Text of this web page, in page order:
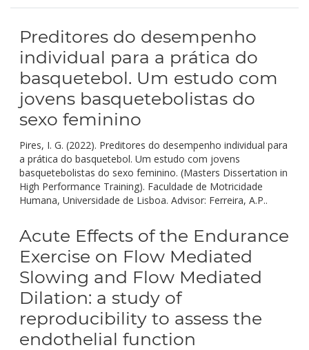
Preditores do desempenho
individual para a prática do
basquetebol. Um estudo com
jovens basquetebolistas do
sexo feminino
Pires, I. G. (2022). Preditores do desempenho individual para
a prática do basquetebol. Um estudo com jovens
basquetebolistas do sexo feminino. (Masters Dissertation in
High Performance Training). Faculdade de Motricidade
Humana, Universidade de Lisboa. Advisor: Ferreira, A.P..
Acute Effects of the Endurance
Exercise on Flow Mediated
Slowing and Flow Mediated
Dilation: a study of
reproducibility to assess the
endothelial function